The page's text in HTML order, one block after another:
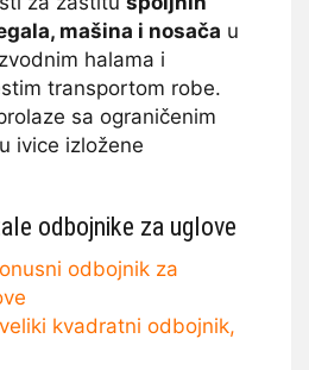
mašina i nosača u
halama i
transportom robe.
sa ograničenim
ivice izložene
odbojnike za uglove
odbojnik za
kvadratni odbojnik,